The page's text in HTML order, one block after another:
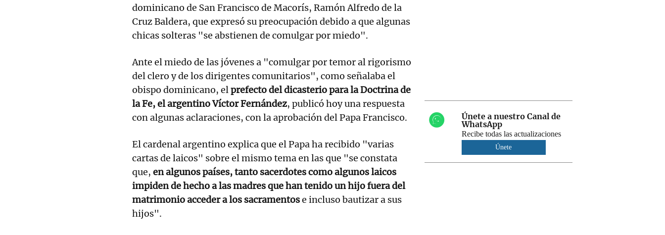
dominicano de San Francisco de Macorís, Ramón Alfredo de la
Cruz Baldera, que expresó su preocupación debido a que algunas
chicas solteras "se abstienen de comulgar por miedo".
Ante el miedo de las jóvenes a "comulgar por temor al rigorismo
del clero y de los dirigentes comunitarios", como señalaba el
obispo dominicano, elprefecto del dicasterio para la Doctrina de
la Fe, el argentino Víctor Fernández, publicó hoy una respuesta
con algunas aclaraciones, con la aprobación del Papa Francisco.
El cardenal argentino explica que el Papa ha recibido "varias
cartas de laicos" sobre el mismo tema en las que "se constata
que, en algunos países, tanto sacerdotes como algunos laicos
impiden de hecho a las madres que han tenido un hijo fuera del
matrimonio acceder a los sacramentose incluso bautizar a sus
hijos".
Únete a nuestro Canal de
WhatsApp
Recibe todas las actualizaciones
Únete